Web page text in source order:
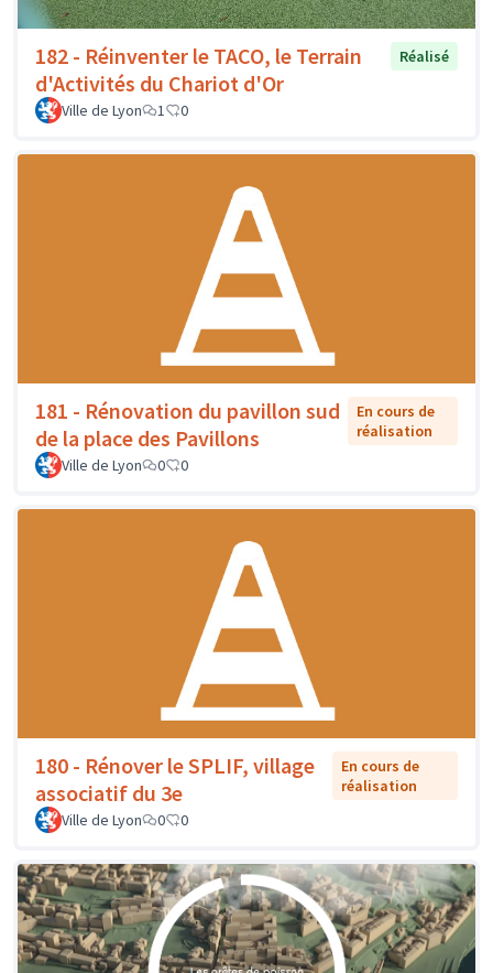
182 - Réinventer le TACO, le Terrain
d'Activités du Chariot d'Or
Réalisé
Ville de Lyon 1 0
181 - Rénovation du pavillon sud
de la place des Pavillons
En cours de
réalisation
Ville de Lyon
0 0
180 - Rénover le SPLIF, village
associatif du 3e
En cours de
réalisation
Ville de Lyon
0 0